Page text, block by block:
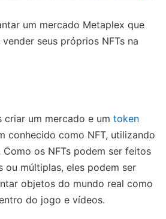
um mercado Metaplex que
seus próprios NFTs na
um mercado e um token
conhecido como NFT, utilizando
os NFTs podem ser feitos
ou múltiplas, eles podem ser
objetos do mundo real como
do jogo e vídeos.